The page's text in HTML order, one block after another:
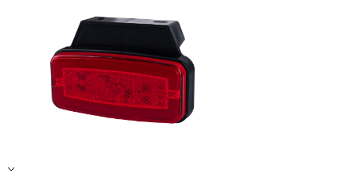
Alle ablehnen
Meine Einstellungen speichern
Alle akzeptieren